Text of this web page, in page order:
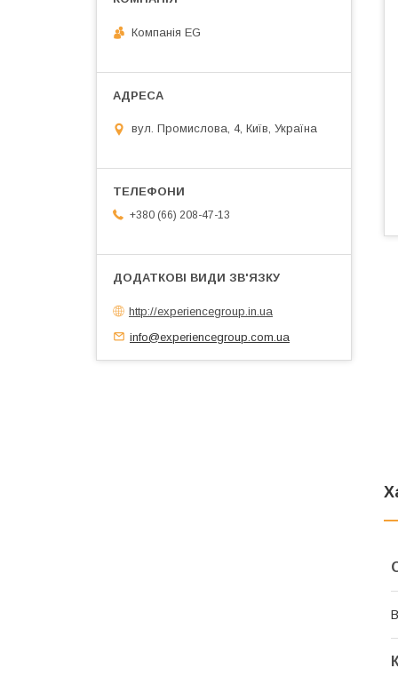
Компанія EG
вул. Промислова, 4, Київ, Україна
+380 (66) 208-47-13
http://experiencegroup.in.ua
info@experiencegroup.com.ua